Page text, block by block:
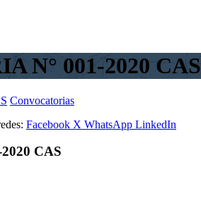
N° 001-2020 CAS
Convocatorias
Facebook X WhatsApp LinkedIn
CAS